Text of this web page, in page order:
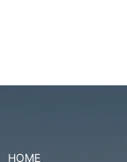
HOME